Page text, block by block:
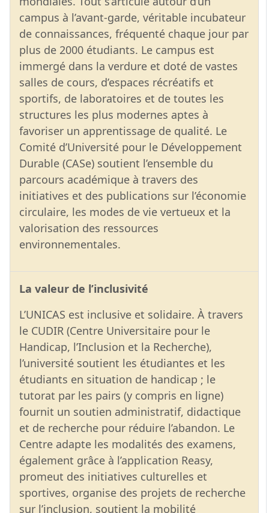
campus à l’avant-garde, véritable incubateur
de connaissances, fréquenté chaque jour par
plus de 2000 étudiants. Le campus est
immergé dans la verdure et doté de vastes
salles de cours, d’espaces récréatifs et
sportifs, de laboratoires et de toutes les
structures les plus modernes aptes à
favoriser un apprentissage de qualité. Le
Comité d’Université pour le Développement
Durable (CASe) soutient l’ensemble du
parcours académique à travers des
initiatives et des publications sur l’économie
circulaire, les modes de vie vertueux et la
valorisation des ressources
environnementales.
La valeur de l’inclusivité
L’UNICAS est inclusive et solidaire. À travers
le CUDIR (Centre Universitaire pour le
Handicap, l’Inclusion et la Recherche),
l’université soutient les étudiantes et les
étudiants en situation de handicap ; le
tutorat par les pairs (y compris en ligne)
fournit un soutien administratif, didactique
et de recherche pour réduire l’abandon. Le
Centre adapte les modalités des examens,
également grâce à l’application Reasy,
promeut des initiatives culturelles et
sportives, organise des projets de recherche
sur l’inclusion, soutient la mobilité